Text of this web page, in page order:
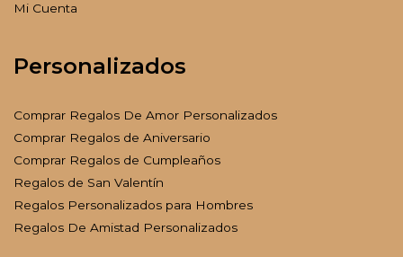
Mi Cuenta
Personalizados
Comprar Regalos De Amor Personalizados
Comprar Regalos de Aniversario
Comprar Regalos de Cumpleaños
Regalos de San Valentín
Regalos Personalizados para Hombres
Regalos De Amistad Personalizados